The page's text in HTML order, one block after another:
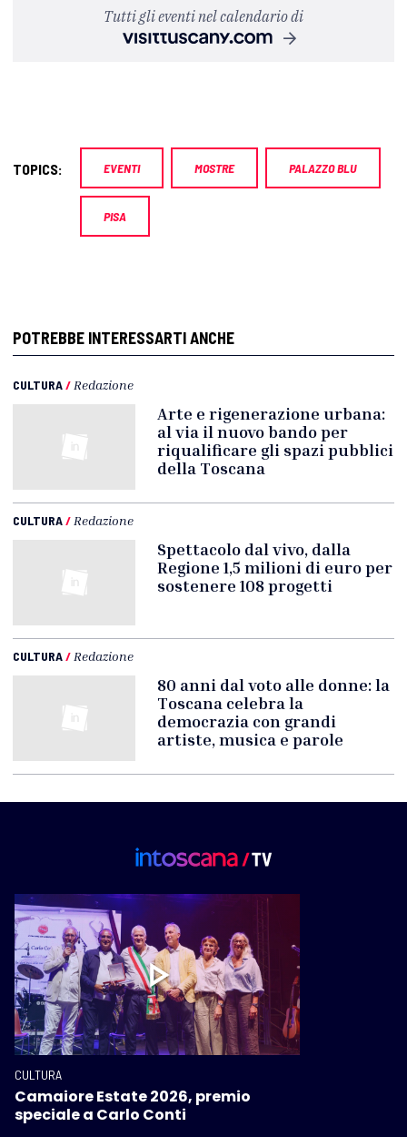
Tutti gli eventi nel calendario di
TOPICS: EVENTI MOSTRE PALAZZO BLU
PISA
POTREBBE INTERESSARTI ANCHE
CULTURA/ Redazione
Arte e rigenerazione urbana:
al via il nuovo bando per
riqualificare gli spazi pubblici
della Toscana
CULTURA/ Redazione
Spettacolo dal vivo, dalla
Regione 1,5 milioni di euro per
sostenere 108 progetti
CULTURA/ Redazione
80 anni dal voto alle donne: la
Toscana celebra la
democrazia con grandi
artiste, musica e parole
CULTURA
Camaiore Estate 2026, premio
speciale a Carlo Conti